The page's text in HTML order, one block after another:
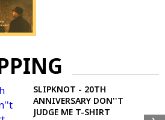
SLIPKNOT - 20TH
ANNIVERSARY DON''T
JUDGE ME T-SHIRT